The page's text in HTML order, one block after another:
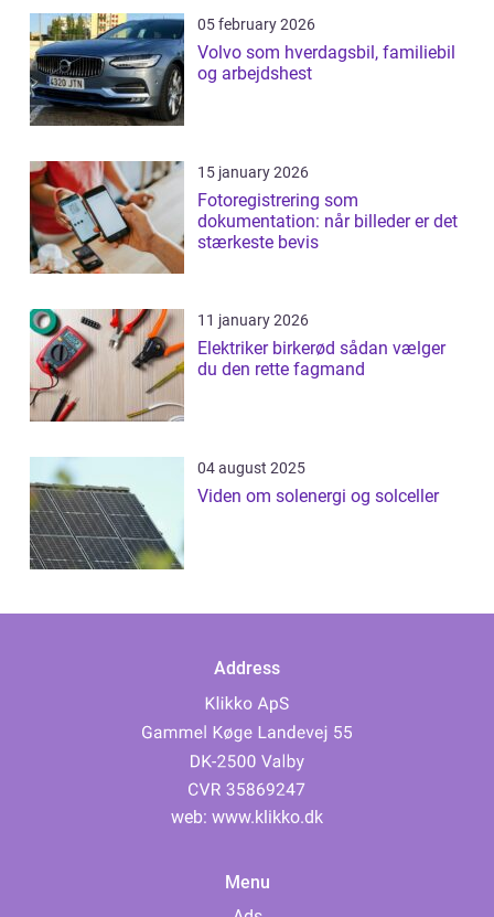
05 february 2026
Volvo som hverdagsbil, familiebil
og arbejdshest
15 january 2026
Fotoregistrering som
dokumentation: når billeder er det
stærkeste bevis
11 january 2026
Elektriker birkerød sådan vælger
du den rette fagmand
04 august 2025
Viden om solenergi og solceller
Address
web: www.klikko.dk
Menu